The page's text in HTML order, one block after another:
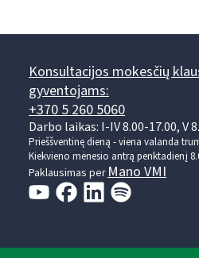
Konsultacijos mokesčių
gyventojams:
+370 5 260 5060
Darbo laikas: I-IV 8.00-17.00, V
Prieššventinę dieną - viena valanda
Kiekvieno mėnesio antrą penktadienį
Paklausimas per Mano VMI